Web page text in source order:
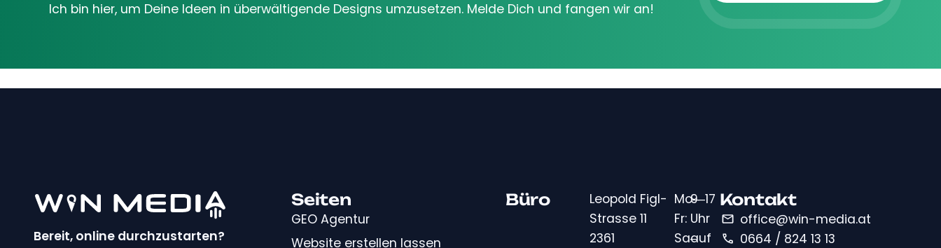
Ich bin hier, um Deine Ideen in überwältigende Designs umzusetzen. Melde Dich und fangen wir an!
Bereit, online durchzustarten?
Seiten
GEO Agentur
Website erstellen lassen
Büro
Leopold Figl-
Strasse 11
2361
Mo–
Fr:
Sa–
9–17
Uhr
auf
Kontakt
office@win-media.at
0664 / 824 13 13